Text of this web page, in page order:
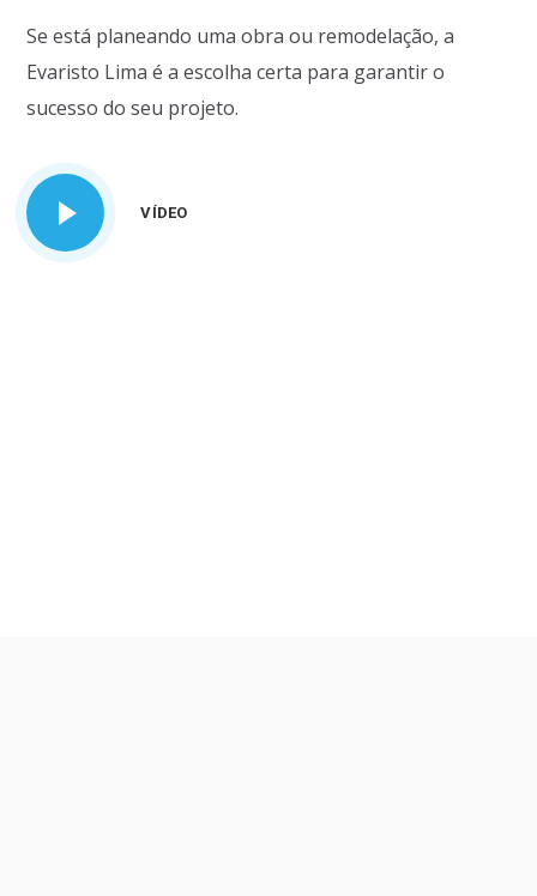
Se está planeando uma obra ou remodelação, a
Evaristo Lima é a escolha certa para garantir o
sucesso do seu projeto.
VÍDEO